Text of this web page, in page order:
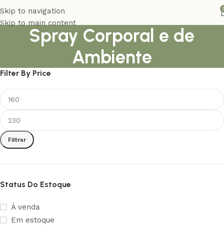
Skip to navigation
Skip to main content
Spray Corporal e de
Ambiente
Filter By Price
Filtrar
Status Do Estoque
À venda
Em estoque